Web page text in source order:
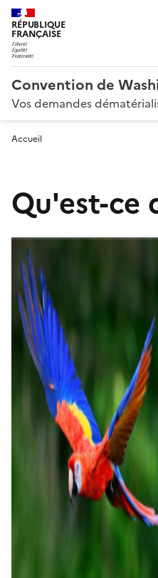
RÉPUBLIQUE
FRANÇAISE
Convention de
Vos demandes
Accueil
Qu'est-ce